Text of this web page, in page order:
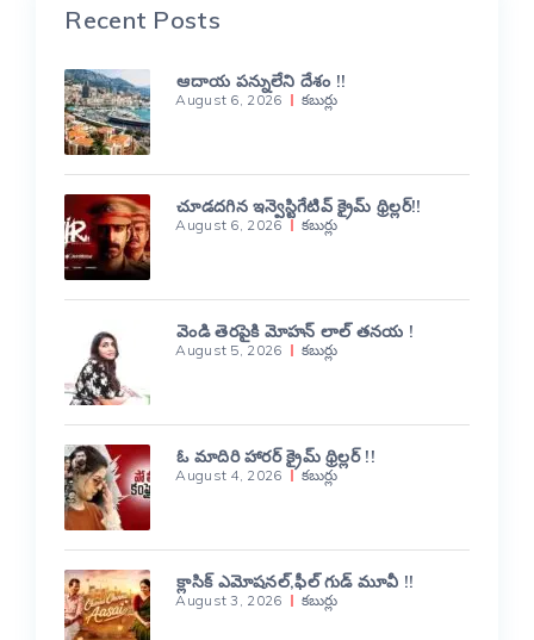
Recent Posts
ఆదాయ పన్నులేని దేశం !!
August 6, 2026 కబుర్లు
చూడదగిన ఇన్వెస్టిగేటివ్ క్రైమ్ థ్రిల్లర్!!
August 6, 2026 కబుర్లు
వెండి తెరపైకి మోహన్ లాల్ తనయ !
August 5, 2026 కబుర్లు
ఓ మాదిరి హారర్ క్రైమ్ థ్రిల్లర్ !!
August 4, 2026 కబుర్లు
క్లాసిక్ ఎమోషనల్,ఫీల్ గుడ్ మూవీ !!
August 3, 2026 కబుర్లు